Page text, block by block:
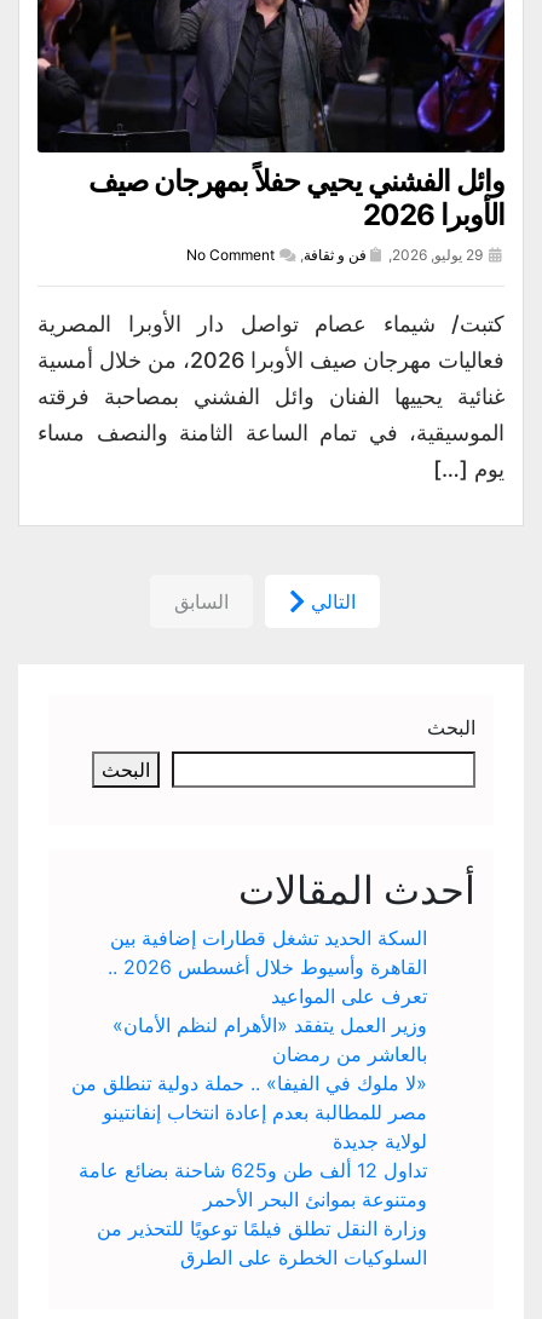
وائل الفشني يحيي حفلاً بمهرجان صيف
الأوبرا 2026
فن و ثقافة,
No Comment
كتبت/ شيماء عصام تواصل دار الأوبرا المصرية
فعاليات مهرجان صيف الأوبرا 2026، من خلال أمسية
غنائية يحييها الفنان وائل الفشني بمصاحبة فرقته
الموسيقية، في تمام الساعة الثامنة والنصف مساء
يوم […]
التالي السابق
البحث
البحث
أحدث المقالات
السكة الحديد تشغل قطارات إضافية بين
القاهرة وأسيوط خلال أغسطس 2026 ..
تعرف على المواعيد
وزير العمل يتفقد «الأهرام لنظم الأمان»
بالعاشر من رمضان
«لا ملوك في الفيفا» .. حملة دولية تنطلق من
مصر للمطالبة بعدم إعادة انتخاب إنفانتينو
لولاية جديدة
تداول 12 ألف طن و625 شاحنة بضائع عامة
ومتنوعة بموانئ البحر الأحمر
وزارة النقل تطلق فيلمًا توعويًا للتحذير من
السلوكيات الخطرة على الطرق